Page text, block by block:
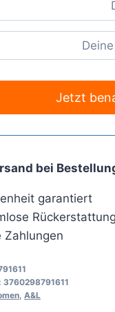
bei
garantiert
Zahlungen
3760298791611
, A&L